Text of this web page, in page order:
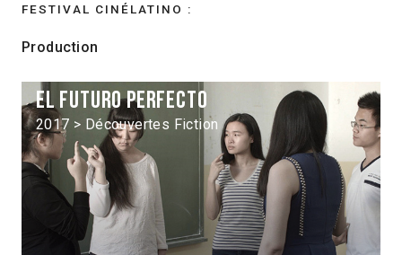
FESTIVAL CINÉLATINO :
Production
El Futuro perfecto
2017 > Découvertes Fiction